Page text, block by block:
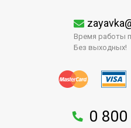
Время работы
Без выходных!
0